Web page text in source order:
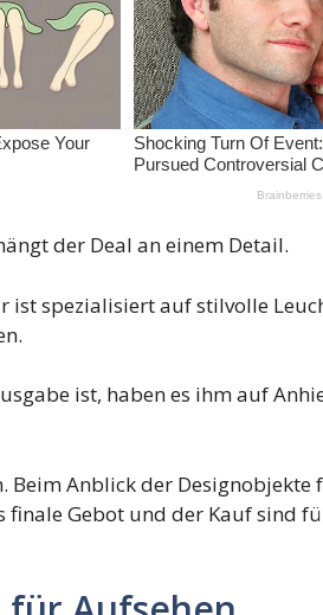
der Deal an einem Detail.
ist spezialisiert auf stilvolle
ist, haben es ihm auf
Beim Anblick der Designobjekte
finale Gebot und der Kauf sind